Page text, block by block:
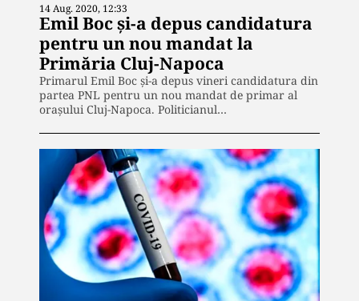
14 Aug. 2020, 12:33
Emil Boc și-a depus candidatura
pentru un nou mandat la
Primăria Cluj-Napoca
Primarul Emil Boc și-a depus vineri candidatura din
partea PNL pentru un nou mandat de primar al
orașului Cluj-Napoca. Politicianul…